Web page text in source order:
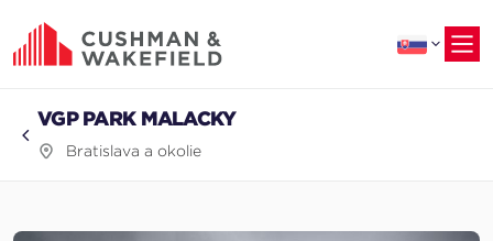
hlavný
obsah
VGP PARK MALACKY
Bratislava a okolie